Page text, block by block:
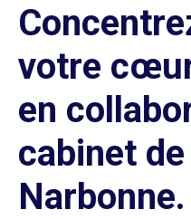
votre
en
cabinet
Narbonne.